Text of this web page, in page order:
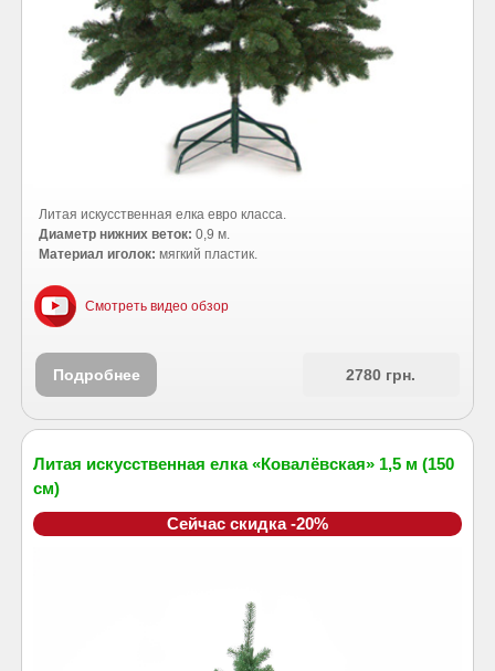
Литая искусственная елка евро класса.
Диаметр нижних веток: 0,9 м.
Материал иголок: мягкий пластик.
Смотреть видео обзор
Подробнее 2780 грн.
Литая искусственная елка «Ковалёвская» 1,5 м (150
см)
Сейчас скидка -20%